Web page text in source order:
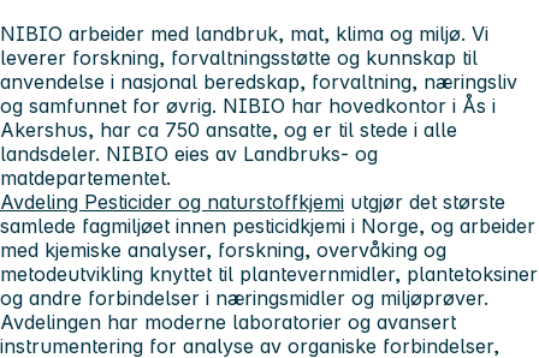
NIBIO arbeider med landbruk, mat, klima og miljø. Vi
leverer forskning, forvaltningsstøtte og kunnskap til
anvendelse i nasjonal beredskap, forvaltning, næringsliv
og samfunnet for øvrig. NIBIO har hovedkontor i Ås i
Akershus, har ca 750 ansatte, og er til stede i alle
landsdeler. NIBIO eies av Landbruks- og
matdepartementet.
Avdeling Pesticider og naturstoffkjemi utgjør det største
samlede fagmiljøet innen pesticidkjemi i Norge, og arbeider
med kjemiske analyser, forskning, overvåking og
metodeutvikling knyttet til plantevernmidler, plantetoksiner
og andre forbindelser i næringsmidler og miljøprøver.
Avdelingen har moderne laboratorier og avansert
instrumentering for analyse av organiske forbindelser,